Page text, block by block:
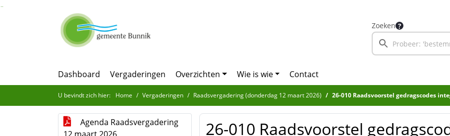
Ga naar de inhoud van deze pagina
Ga naar het zoeken
Ga naar het menu
Zoeken
Dashboard Vergaderingen Overzichten Wie is wie Contact
U bevindt zich hier: Home Vergaderingen Raadsvergadering (donderdag 12 maart 2026) 26-010 Raadsvoorstel gedragscodes
Agenda Raadsvergadering
26-010 Raadsvoorstel